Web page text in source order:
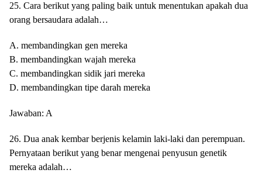
25. Cara berikut yang paling baik untuk menentukan apakah dua
orang bersaudara adalah…
A. membandingkan gen mereka
B. membandingkan wajah mereka
C. membandingkan sidik jari mereka
D. membandingkan tipe darah mereka
Jawaban: A
26. Dua anak kembar berjenis kelamin laki-laki dan perempuan.
Pernyataan berikut yang benar mengenai penyusun genetik
mereka adalah…